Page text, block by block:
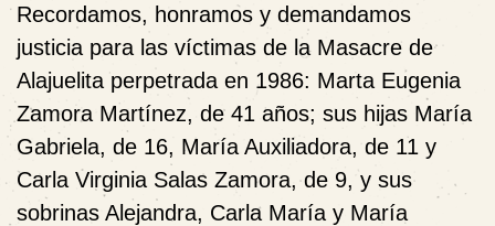
Recordamos, honramos y demandamos
justicia para las víctimas de la Masacre de
Alajuelita perpetrada en 1986: Marta Eugenia
Zamora Martínez, de 41 años; sus hijas María
Gabriela, de 16, María Auxiliadora, de 11 y
Carla Virginia Salas Zamora, de 9, y sus
sobrinas Alejandra, Carla María y María